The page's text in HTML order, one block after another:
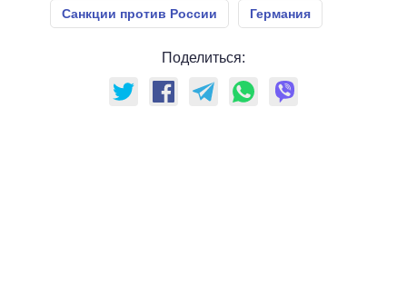
Санкции против России Германия
Поделиться: